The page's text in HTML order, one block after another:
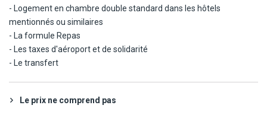
- Logement en chambre double standard dans les hôtels
mentionnés ou similaires
- La formule Repas
- Les taxes d'aéroport et de solidarité
- Le transfert
Le prix ne comprend pas